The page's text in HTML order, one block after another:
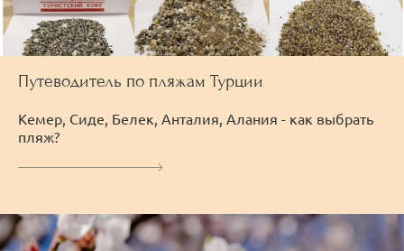
Путеводитель по пляжам Турции
Кемер, Сиде, Белек, Анталия, Алания - как выбрать
пляж?